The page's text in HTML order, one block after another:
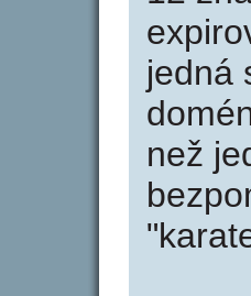
jedná
než